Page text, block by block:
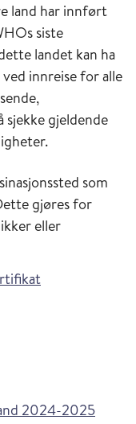
land har innført
siste
landet kan ha
innreise for alle
sjekke gjeldende
som
gjøres for
eller
2024-2025